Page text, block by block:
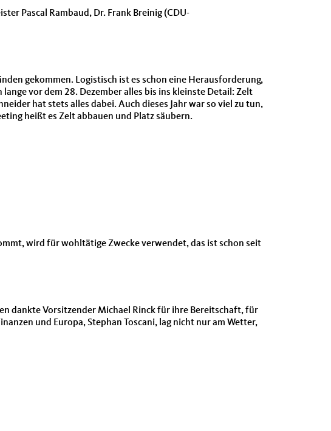
Pascal Rambaud, Dr. Frank Breinig (CDU-
gekommen. Logistisch ist es schon eine Herausforderung,
vor dem 28. Dezember alles bis ins kleinste Detail: Zelt
hat stets alles dabei. Auch dieses Jahr war so viel zu tun,
heißt es Zelt abbauen und Platz säubern.
wird für wohltätige Zwecke verwendet, das ist schon seit
dankte Vorsitzender Michael Rinck für ihre Bereitschaft, für
und Europa, Stephan Toscani, lag nicht nur am Wetter,